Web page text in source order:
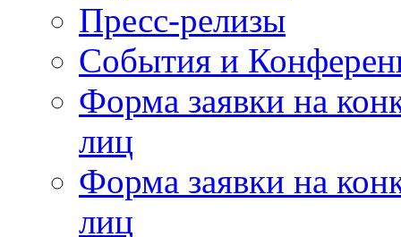
Пресс-релизы
События и
Форма заявки на
лиц
Форма заявки на
лиц